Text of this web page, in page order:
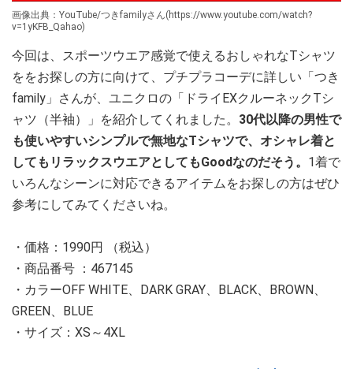
画像出典：YouTube/つきfamilyさん(https://www.youtube.com/watch?
v=1yKFB_Qahao)
今回は、スポーツウエア感覚で使えるおしゃれなTシャツ
ををお探しの方に向けて、プチプラコーデに詳しい「つき
family」さんが、ユニクロの「ドライEXクルーネックTシ
ャツ（半袖）」を紹介してくれました。 30代以降の男性で
も使いやすいシンプルで無地なTシャツで、オシャレ着と
してもリラックスウエアとしてもGoodなのだそう。 1着で
いろんなシーンに対応できるアイテムをお探しの方はぜひ
参考にしてみてくださいね。
・価格：1990円 （税込）
・商品番号 ：467145
・カラーOFF WHITE、DARK GRAY、BLACK、BROWN、
GREEN、BLUE
・サイズ：XS～4XL